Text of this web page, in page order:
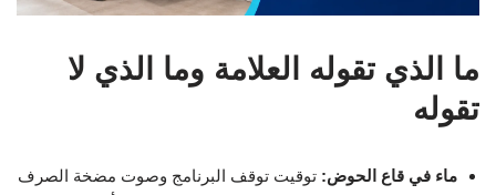
ما الذي تقوله العلامة وما الذي لا
تقوله
ماء في قاع الحوض: توقيت توقف البرنامج وصوت مضخة الصرف